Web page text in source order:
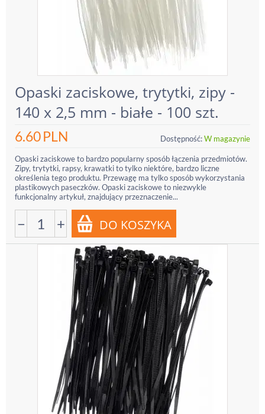
Opaski zaciskowe, trytytki, zipy -
140 x 2,5 mm - białe - 100 szt.
6.60PLN Dostępność:W magazynie
Opaski zaciskowe to bardzo popularny sposób łączenia przedmiotów.
Zipy, trytytki, rapsy, krawatki to tylko niektóre, bardzo liczne
określenia tego produktu. Przewagę ma tylko sposób wykorzystania
plastikowych paseczków. Opaski zaciskowe to niezwykle
funkcjonalny artykuł, znajdujący przeznaczenie...
− +